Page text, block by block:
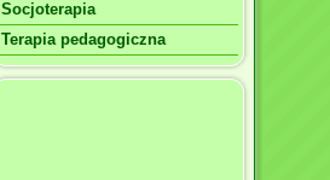
Socjoterapia
Terapia pedagogiczna